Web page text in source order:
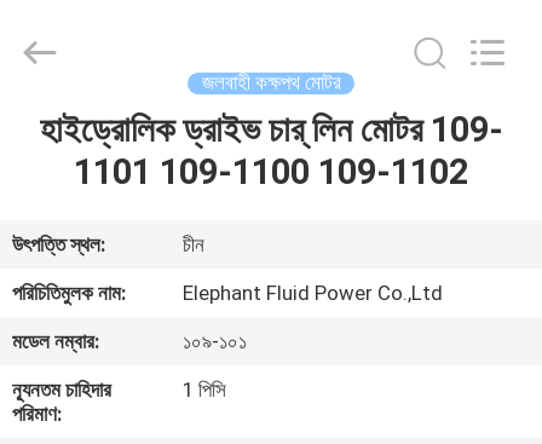
বাড়ি
আমাদের
সম্পর্কে
কারখানা
Power
Co.,Ltd.
জলবাহী কক্ষপথ মোটর
হাইড্রোলিক ড্রাইভ চার্ লিন মোটর 109-
1101 109-1100 109-1102
উৎপত্তি স্থল:
চীন
পরিচিতিমুলক নাম:
Elephant Fluid Power Co.,Ltd
মডেল নম্বার:
১০৯-১০১
ন্যূনতম চাহিদার
পরিমাণ:
1 পিসি